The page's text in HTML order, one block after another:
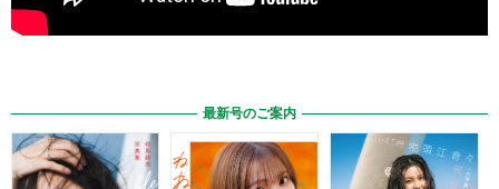
最新号のご案内